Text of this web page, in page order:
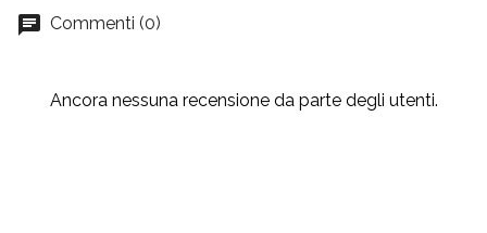
Commenti (0)
Ancora nessuna recensione da parte degli utenti.